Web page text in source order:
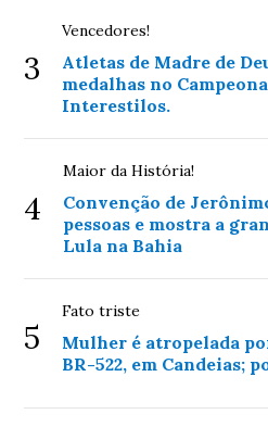
3
Vencedores!
Atletas de Madre de
medalhas no
Interestilos.
4
Maior da História!
Convenção de
pessoas e mostra a
Lula na Bahia
5
Fato triste
Mulher é atropelada
BR-522, em Candeias;